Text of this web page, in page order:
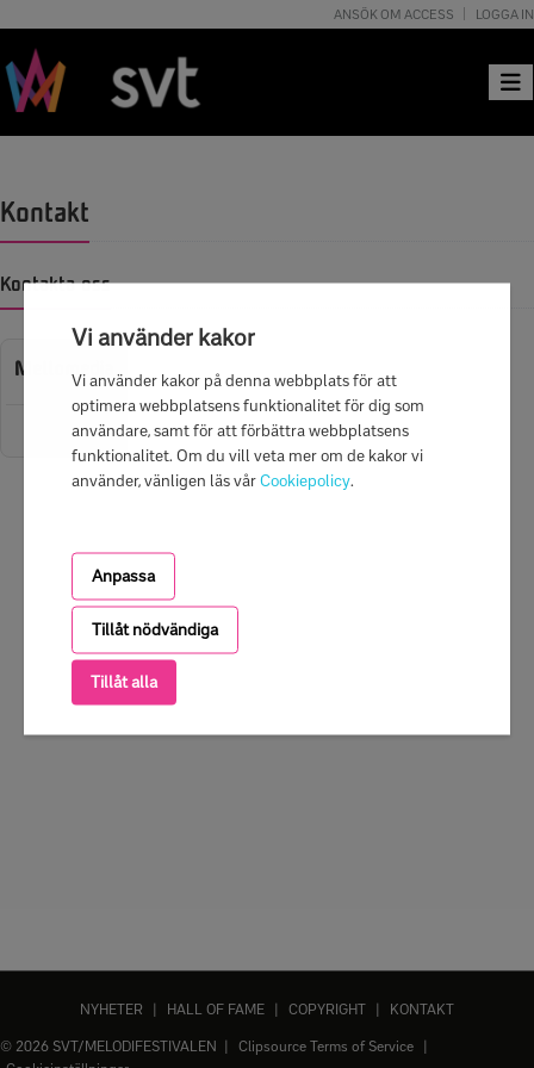
Vi använder kakor
Vi använder kakor på denna webbplats för att
optimera webbplatsens funktionalitet för dig som
användare, samt för att förbättra webbplatsens
funktionalitet. Om du vill veta mer om de kakor vi
använder, vänligen läs vårCookiepolicy.
Anpassa
Tillåt nödvändiga
Tillåt alla
ANSÖK OM ACCESS LOGGA IN
Kontakt
Kontakta oss
Mellomedia
NYHETER HALL OF FAME COPYRIGHT KONTAKT
© 2026 SVT/MELODIFESTIVALEN | Clipsource Terms of Service